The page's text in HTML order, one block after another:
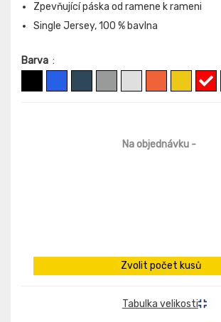
Zpevňující páska od ramene k rameni
Single Jersey, 100 % bavlna
Barva :
Na objednávku -
Zvolit počet kusů
Tabulka velikosti